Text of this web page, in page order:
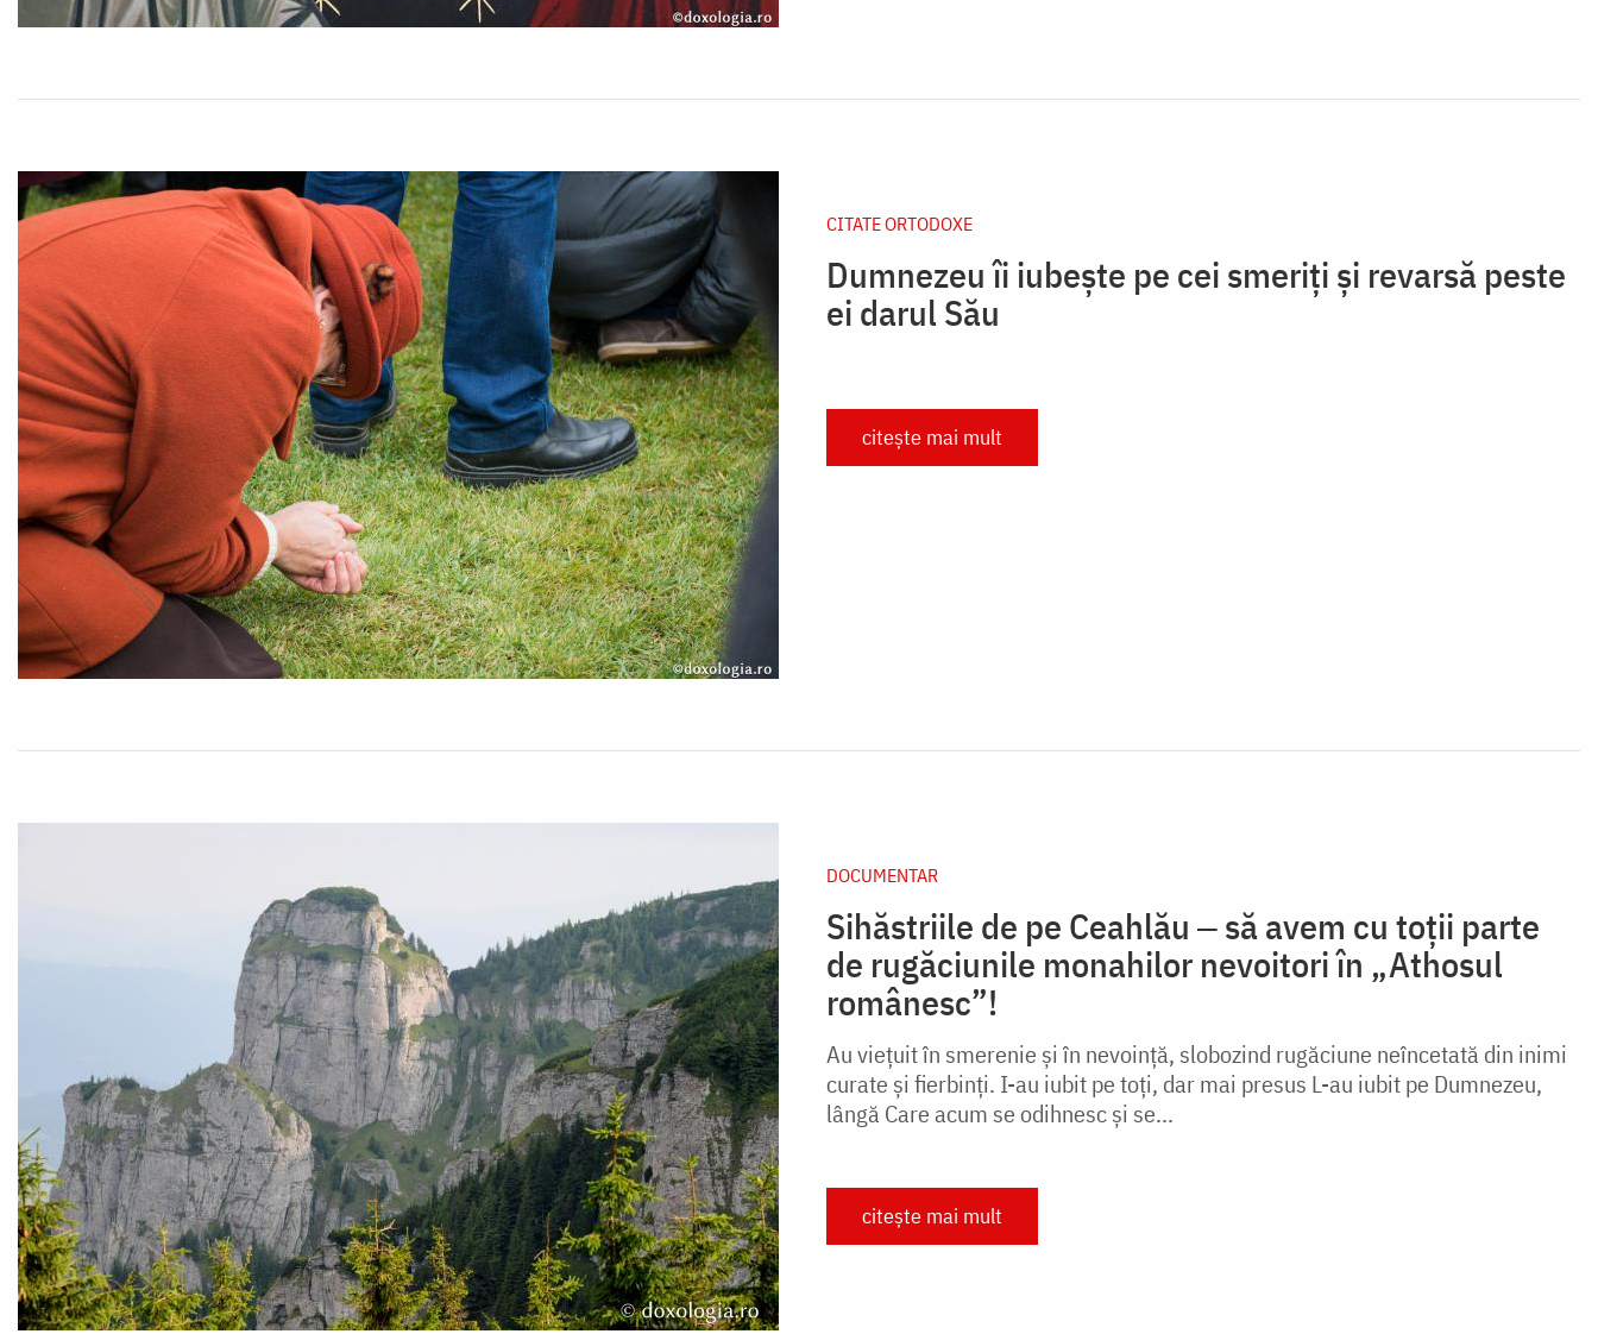
CITATE ORTODOXE
Dumnezeu îi iubește pe cei smeriți și revarsă peste
ei darul Său
citește mai mult
DOCUMENTAR
Sihăstriile de pe Ceahlău ‒ să avem cu toții parte
de rugăciunile monahilor nevoitori în „Athosul
românesc”!
Au viețuit în smerenie și în nevoință, slobozind rugăciune neîncetată din inimi
curate și fierbinți. I-au iubit pe toți, dar mai presus L-au iubit pe Dumnezeu,
lângă Care acum se odihnesc și se...
citește mai mult